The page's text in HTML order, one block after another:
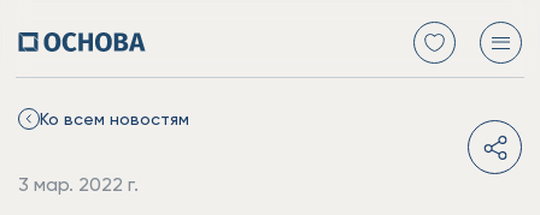
Ко всем новостям
3 мар. 2022 г.